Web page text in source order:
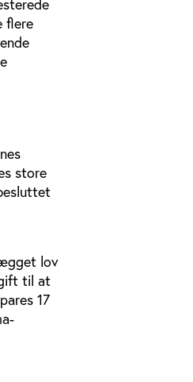
flere
store
lov
til at
17